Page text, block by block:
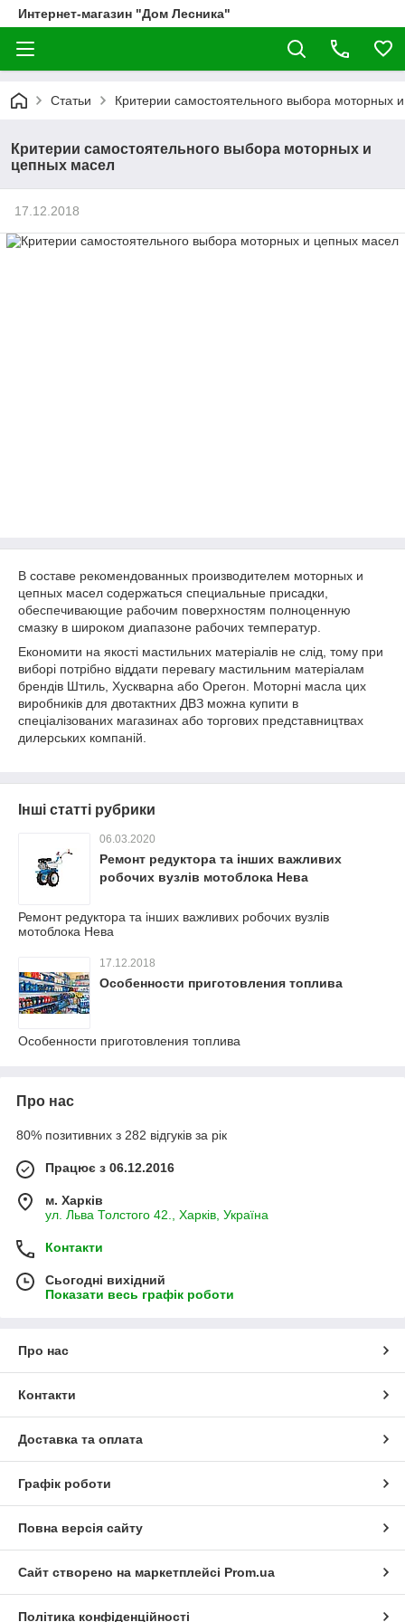
Интернет-магазин "Дом Лесника"
Статьи Критерии самостоятельного выбора моторных
Критерии самостоятельного выбора моторных и
цепных масел
17.12.2018
В составе рекомендованных производителем моторных и
цепных масел содержаться специальные присадки,
обеспечивающие рабочим поверхностям полноценную
смазку в широком диапазоне рабочих температур.
Економити на якості мастильних матеріалів не слід, тому при
виборі потрібно віддати перевагу мастильним матеріалам
брендів Штиль, Хускварна або Орегон. Моторні масла цих
виробників для двотактних ДВЗ можна купити в
спеціалізованих магазинах або торгових представництвах
дилерських компаній.
Інші статті рубрики
06.03.2020
Ремонт редуктора та інших важливих
робочих вузлів мотоблока Нева
Ремонт редуктора та інших важливих робочих вузлів
мотоблока Нева
17.12.2018
Особенности приготовления топлива
Особенности приготовления топлива
Про нас
80% позитивних з 282 відгуків за рік
Працює з 06.12.2016
м. Харків
ул. Льва Толстого 42., Харків, Україна
Контакти
Сьогодні вихідний
Показати весь графік роботи
Про нас
Контакти
Доставка та оплата
Графік роботи
Повна версія сайту
Сайт створено на маркетплейсі Prom.ua
Політика конфіденційності